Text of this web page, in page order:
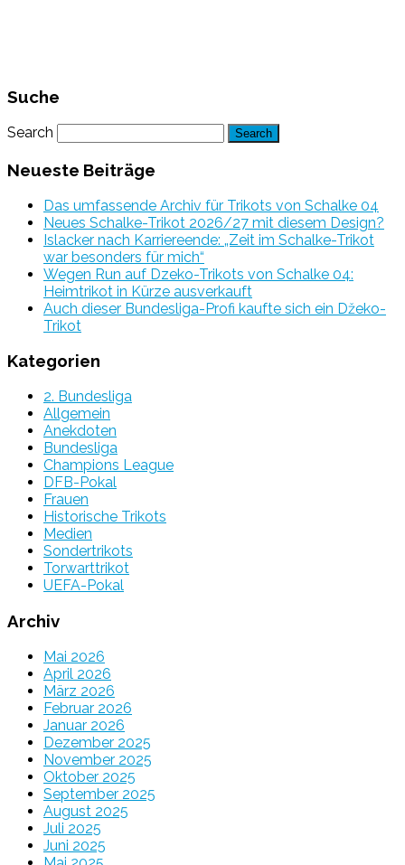
Suche
Search
Neueste Beiträge
Das umfassende Archiv für Trikots von Schalke 04
Neues Schalke-Trikot 2026/27 mit diesem Design?
Islacker nach Karriereende: „Zeit im Schalke-Trikot
war besonders für mich“
Wegen Run auf Dzeko-Trikots von Schalke 04:
Heimtrikot in Kürze ausverkauft
Auch dieser Bundesliga-Profi kaufte sich ein Džeko-
Trikot
Kategorien
2. Bundesliga
Allgemein
Anekdoten
Bundesliga
Champions League
DFB-Pokal
Frauen
Historische Trikots
Medien
Sondertrikots
Torwarttrikot
UEFA-Pokal
Archiv
Mai 2026
April 2026
März 2026
Februar 2026
Januar 2026
Dezember 2025
November 2025
Oktober 2025
September 2025
August 2025
Juli 2025
Juni 2025